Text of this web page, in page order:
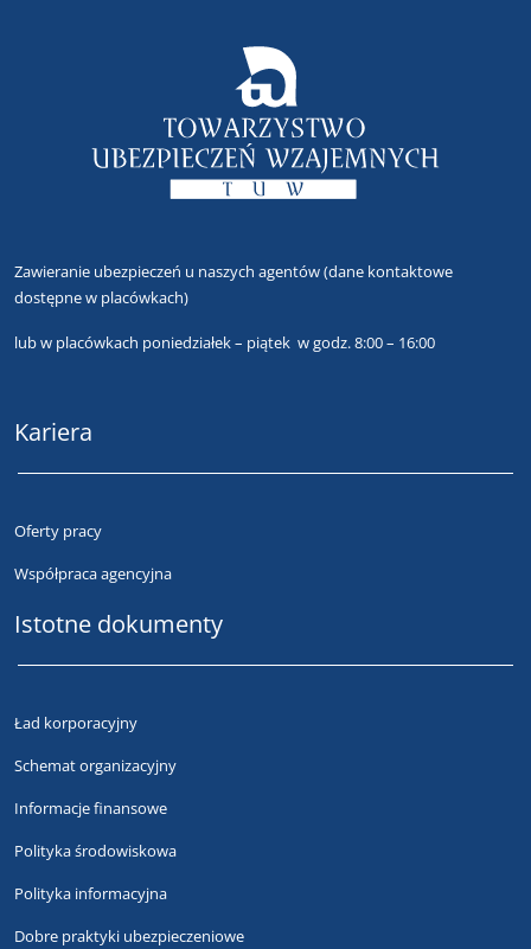
Zawieranie ubezpieczeń u naszych agentów(dane kontaktowe
dostępne w placówkach)
lubw placówkach poniedziałek – piątek w godz. 8:00 – 16:00
Kariera
Oferty pracy
Współpraca agencyjna
Istotne dokumenty
Ład korporacyjny
Schemat organizacyjny
Informacje finansowe
Polityka środowiskowa
Polityka informacyjna
Dobre praktyki ubezpieczeniowe